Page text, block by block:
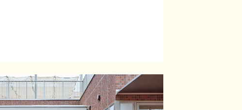
：有給使用で取得可）